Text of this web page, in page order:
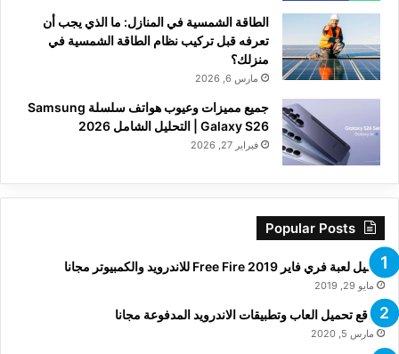
الطاقة الشمسية في المنازل: ما الذي يجب أن
تعرفه قبل تركيب نظام الطاقة الشمسية في
منزلك؟
مارس 6, 2026
جميع مميزات وعيوب هواتف سلسلة Samsung
Galaxy S26 | التحليل الشامل 2026
فبراير 27, 2026
Popular Posts
تحميل لعبة فري فاير Free Fire 2019 للاندرويد والكمبيوتر مجانا
مايو 29, 2019
مواقع تحميل العاب وتطبيقات الاندرويد المدفوعة مجانا
مارس 5, 2020